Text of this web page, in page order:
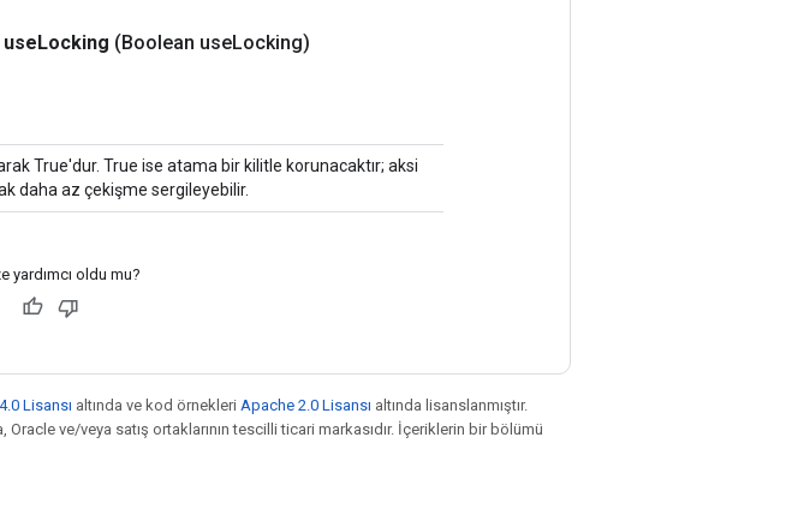
useLocking (Boolean useLocking)
True'dur. True ise atama bir kilitle korunacaktır; aksi
daha az çekişme sergileyebilir.
yardımcı oldu mu?
Lisansı altında ve kod örnekleri Apache 2.0 Lisansı altında lisanslanmıştır.
Oracle ve/veya satış ortaklarının tescilli ticari markasıdır. İçeriklerin bir bölümü